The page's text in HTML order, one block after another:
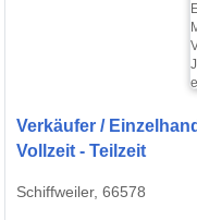
Verkäufer /
Vollzeit - Teilzeit
Schiffweiler, 66578